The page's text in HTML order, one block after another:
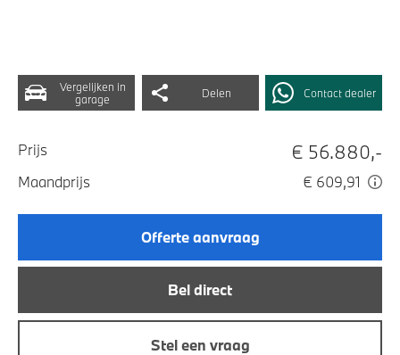
Vergelijken in
garage
Delen Contact dealer
Prijs € 56.880,-
Maandprijs € 609,91
Offerte aanvraag
Bel direct
Stel een vraag